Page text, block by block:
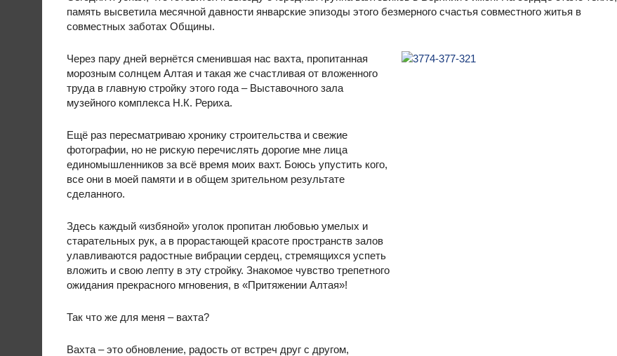
память высветила месячной давности январские эпизоды этого безмерного счастья совместного житья в
совместных заботах Общины.
Через пару дней вернётся сменившая нас вахта, пропитанная
морозным солнцем Алтая и такая же счастливая от вложенного
труда в главную стройку этого года – Выставочного зала
музейного комплекса Н.К. Рериха.
Ещё раз пересматриваю хронику строительства и свежие
фотографии, но не рискую перечислять дорогие мне лица
единомышленников за всё время моих вахт. Боюсь упустить кого,
все они в моей памяти и в общем зрительном результате
сделанного.
Здесь каждый «избяной» уголок пропитан любовью умелых и
старательных рук, а в прорастающей красоте пространств залов
улавливаются радостные вибрации сердец, стремящихся успеть
вложить и свою лепту в эту стройку. Знакомое чувство трепетного
ожидания прекрасного мгновения, в «Притяжении Алтая»!
Так что же для меня – вахта?
Вахта – это обновление, радость от встреч друг с другом,